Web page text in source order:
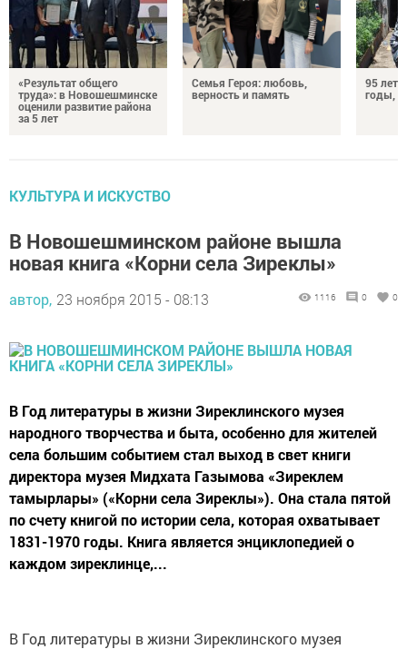
«Результат общего
труда»: в Новошешминске
оценили развитие района
за 5 лет
Семья Героя: любовь,
верность и память
95 лет
годы,
КУЛЬТУРА И ИСКУСТВО
В Новошешминском районе вышла
новая книга «Корни села Зиреклы»
автор, 23 ноября 2015 - 08:13 1116 0 0
В Год литературы в жизни Зиреклинского музея
народного творчества и быта, особенно для жителей
села большим событием стал выход в свет книги
директора музея Мидхата Газымова «Зиреклем
тамырлары» («Корни села Зиреклы»). Она стала пятой
по счету книгой по истории села, которая охватывает
1831-1970 годы. Книга является энциклопедией о
каждом зиреклинце,...
В Год литературы в жизни Зиреклинского музея